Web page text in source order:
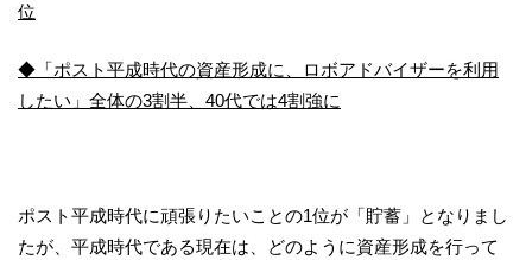
位
◆「ポスト平成時代の資産形成に、ロボアドバイザーを利用
したい」全体の3割半、40代では4割強に
ポスト平成時代に頑張りたいことの1位が「貯蓄」となりまし
たが、平成時代である現在は、どのように資産形成を行って